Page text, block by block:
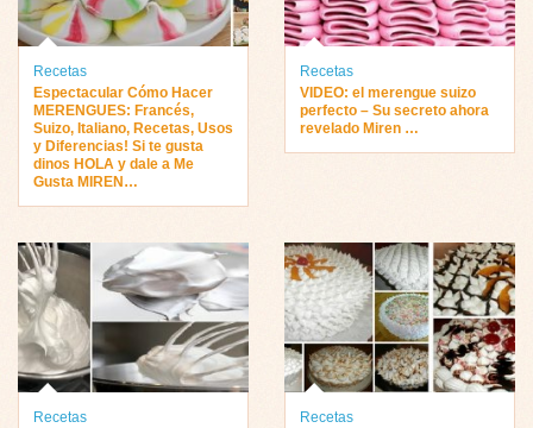
Recetas
Espectacular Cómo Hacer
MERENGUES: Francés,
Suizo, Italiano, Recetas, Usos
y Diferencias! Si te gusta
dinos HOLA y dale a Me
Gusta MIREN…
Recetas
VIDEO: el merengue suizo
perfecto – Su secreto ahora
revelado Miren …
Recetas
Recetas